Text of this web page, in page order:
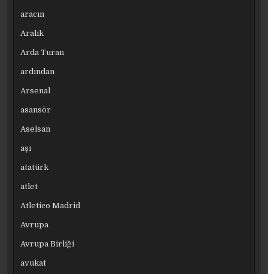
aracın
Aralık
Arda Turan
ardından
Arsenal
asansör
Aselsan
aşı
atatürk
atlet
Atletico Madrid
Avrupa
Avrupa Birliği
avukat